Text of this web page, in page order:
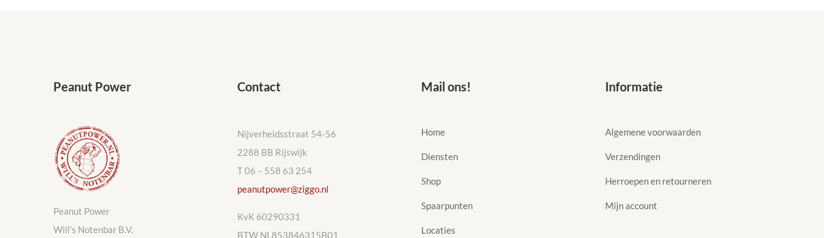
Peanut Power
Peanut Power
Will’s Notenbar B.V.
Contact
Nijverheidsstraat 54-56
2288 BB Rijswijk
T 06 – 558 63 254
peanutpower@ziggo.nl
KvK 60290331
BTW NL853846315B01
Mail ons!
Home
Diensten
Shop
Spaarpunten
Locaties
Informatie
Algemene voorwaarden
Verzendingen
Herroepen en retourneren
Mijn account